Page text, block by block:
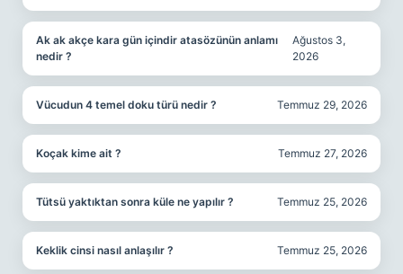
Ak ak akçe kara gün içindir atasözünün anlamı
nedir ?
Ağustos 3,
2026
Vücudun 4 temel doku türü nedir ? Temmuz 29, 2026
Koçak kime ait ? Temmuz 27, 2026
Tütsü yaktıktan sonra küle ne yapılır ? Temmuz 25, 2026
Keklik cinsi nasıl anlaşılır ? Temmuz 25, 2026